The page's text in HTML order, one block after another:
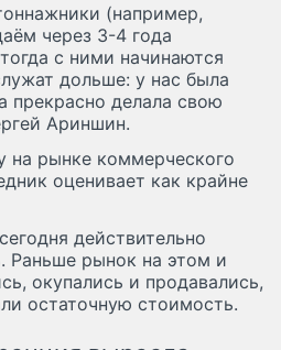
(например,
через 3-4 года
с ними начинаются
дольше: у нас была
прекрасно делала свою
Ариншин.
на рынке коммерческого
оценивает как крайне
действительно
Раньше рынок на этом и
окупались и продавались,
остаточную стоимость.